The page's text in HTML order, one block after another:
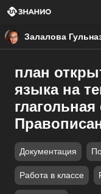
Залалова
план
языка на
Документация
Работа в классе